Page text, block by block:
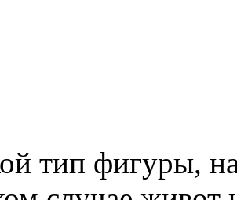
тип фигуры,